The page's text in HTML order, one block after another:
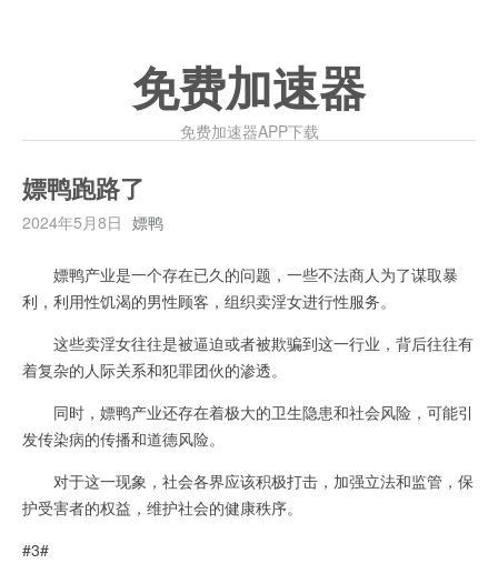
免费加速器
免费加速器APP下载
嫖鸭跑路了
2024年5月8日 嫖鸭
嫖鸭产业是一个存在已久的问题，一些不法商人为了谋取暴
利，利用性饥渴的男性顾客，组织卖淫女进行性服务。
这些卖淫女往往是被逼迫或者被欺骗到这一行业，背后往往有
着复杂的人际关系和犯罪团伙的渗透。
同时，嫖鸭产业还存在着极大的卫生隐患和社会风险，可能引
发传染病的传播和道德风险。
对于这一现象，社会各界应该积极打击，加强立法和监管，保
护受害者的权益，维护社会的健康秩序。
#3#